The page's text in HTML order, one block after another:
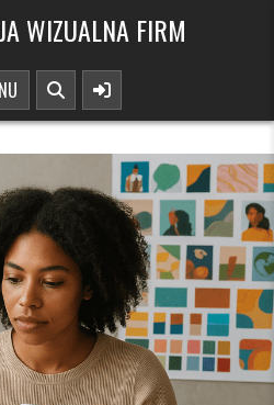
WIZUALNA FIRM